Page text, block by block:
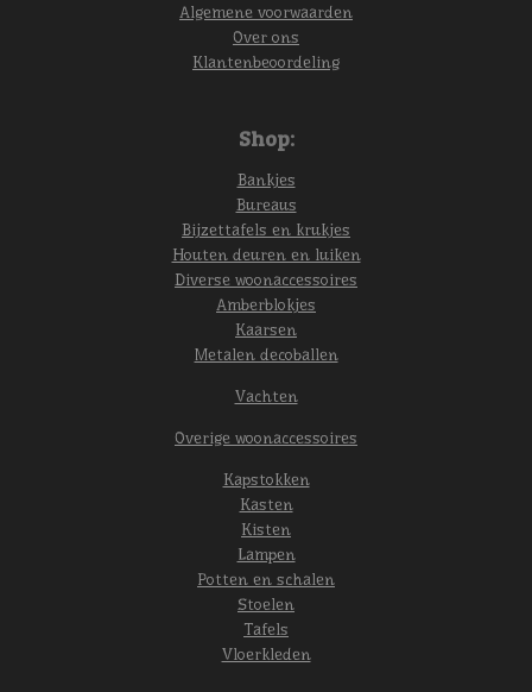
Algemene voorwaarden
Over ons
Klantenbeoordeling
Shop:
Bankjes
Bureaus
Bijzettafels en krukjes
Houten deuren en luiken
Diverse woonaccessoires
Amberblokjes
Kaarsen
Metalen decoballen
Vachten
Overige woonaccessoires
Kapstokken
Kasten
Kisten
Lampen
Potten en schalen
Stoelen
Tafels
Vloerkleden